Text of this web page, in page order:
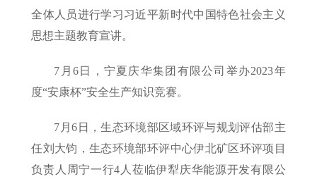
全体人员进行学习习近平新时代中国特色社会主义
思想主题教育宣讲。
7月6日，宁夏庆华集团有限公司举办2023年
度“安康杯”安全生产知识竞赛。
7月6日，生态环境部区域环评与规划评估部主
任刘大钧，生态环境部环评中心伊北矿区环评项目
负责人周宁一行4人莅临伊犁庆华能源开发有限公